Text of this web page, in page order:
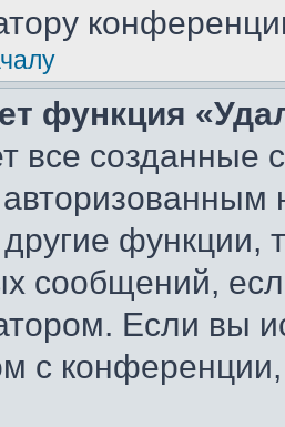
функция
все созданные
функции,
сообщений,
Если вы
с